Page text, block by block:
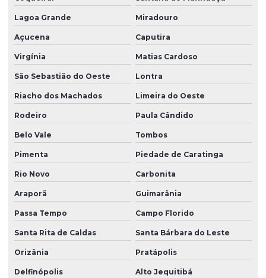
Lagoa Grande Miradouro
Açucena Caputira
Virgínia Matias Cardoso
São Sebastião do Oeste Lontra
Riacho dos Machados Limeira do Oeste
Rodeiro Paula Cândido
Belo Vale Tombos
Pimenta Piedade de Caratinga
Rio Novo Carbonita
Araporã Guimarânia
Passa Tempo Campo Florido
Santa Rita de Caldas Santa Bárbara do Leste
Orizânia Pratápolis
Delfinópolis Alto Jequitibá